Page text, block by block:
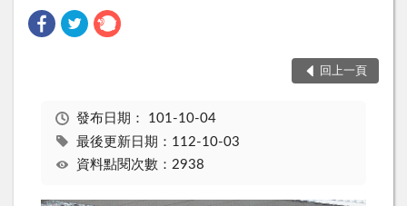
回上一頁
發布日期： 101-10-04
最後更新日期：112-10-03
資料點閱次數：2938